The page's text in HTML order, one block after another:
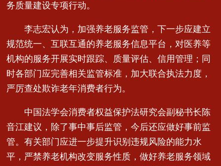
务质量建设专项行动。
李志宏认为，加强养老服务监管，下一步应建立
规范统一、互联互通的养老服务信息平台，对医养等
机构的服务开展实时跟踪、质量评估、信用管理；同
时各部门应完善相关监管标准，加大联合执法力度，
严厉查处欺诈老年消费者行为。
中国法学会消费者权益保护法研究会副秘书长陈
音江建议，除了事中事后监管，今后还应做好事前监
管。有关部门应进一步提升识别违规风险的能力水
平，严禁养老机构改变服务性质，做好养老服务领域